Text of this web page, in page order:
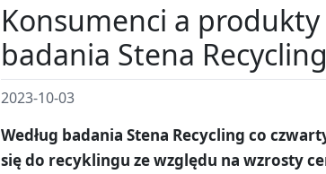
Konsumenci a
badania Stena Recycling
2023-10-03
Według badania Stena Recycling co
się do recyklingu ze względu na wzrosty